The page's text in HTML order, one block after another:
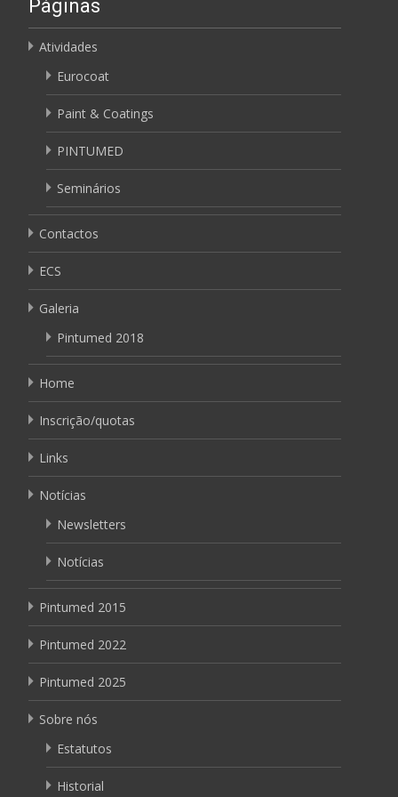
Páginas
Atividades
Eurocoat
Paint & Coatings
PINTUMED
Seminários
Contactos
ECS
Galeria
Pintumed 2018
Home
Inscrição/quotas
Links
Notícias
Newsletters
Notícias
Pintumed 2015
Pintumed 2022
Pintumed 2025
Sobre nós
Estatutos
Historial